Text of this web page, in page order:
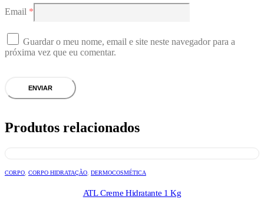
Email *
Guardar o meu nome, email e site neste navegador para a
próxima vez que eu comentar.
Produtos relacionados
CORPO, CORPO HIDRATAÇÃO, DERMOCOSMÉTICA
ATL Creme Hidratante 1 Kg